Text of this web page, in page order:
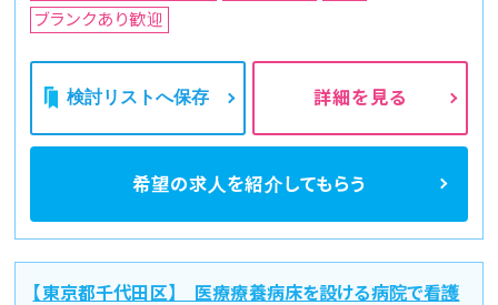
ブランクあり歓迎
検討リストへ保存 詳細を見る
希望の求人を紹介してもらう
【東京都千代田区】 医療療養病床を設ける病院で看護